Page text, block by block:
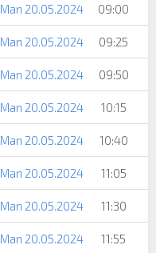
Man 20.05.2024 09:00
Man 20.05.2024 09:25
Man 20.05.2024 09:50
Man 20.05.2024 10:15
Man 20.05.2024 10:40
Man 20.05.2024 11:05
Man 20.05.2024 11:30
Man 20.05.2024 11:55